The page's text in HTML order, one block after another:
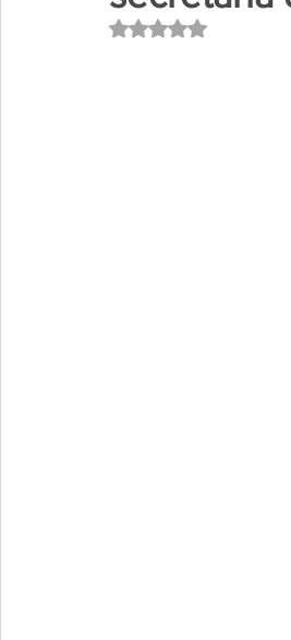
Avaliado com